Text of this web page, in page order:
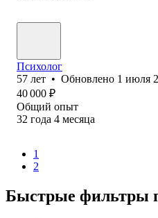
Психолог
57 лет • Обновлено 1 июля
40 000 ₽
Общий опыт
32 года 4 месяца
1
2
Быстрые фильтры